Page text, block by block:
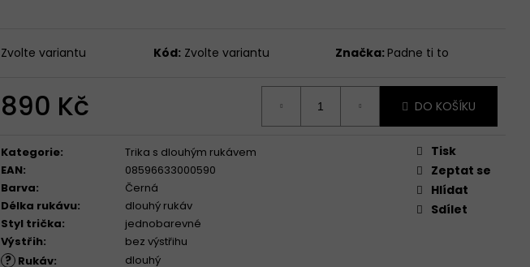
Zvolte variantu Kód: Zvolte variantu Značka: Padne ti to
890 Kč DO KOŠÍKU
Kategorie:
Trika s dlouhým rukávem
EAN:
08596633000590
Barva:
Černá
Délka rukávu:
dlouhý rukáv
Styl trička:
jednobarevné
Výstřih: bez výstřihu
? Rukáv: dlouhý
Tisk
Zeptat se
Hlídat
Sdílet